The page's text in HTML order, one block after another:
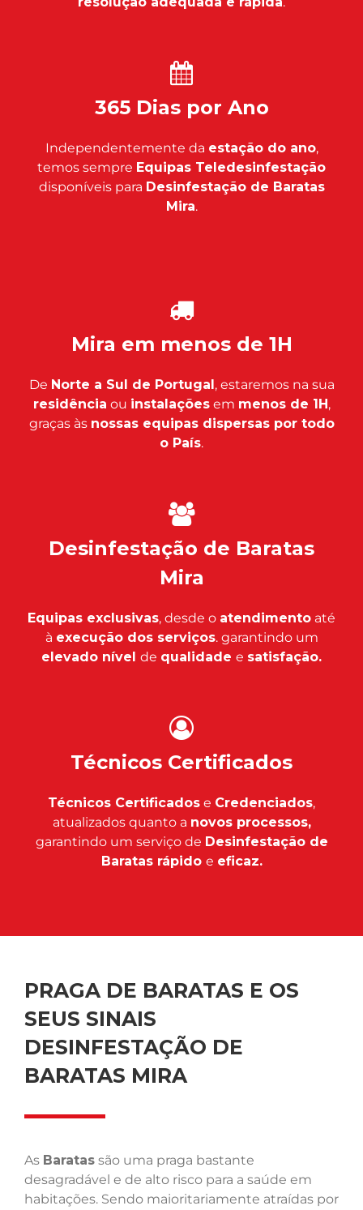
365 Dias por Ano
Independentemente da estação do ano,
temos sempre Equipas Teledesinfestação
disponíveis para Desinfestação de Baratas
Mira.
Mira em menos de 1H
De Norte a Sul de Portugal , estaremos na sua
residência ou instalaçõesem menos de 1H ,
graças às nossas equipas dispersas por todo
o País.
Desinfestação de Baratas
Mira
Equipas exclusivas, desde o atendimento até
à execução dos serviços. garantindo um
elevado nível de qualidade e satisfação.
Técnicos Certificados
Técnicos Certificados e Credenciados,
atualizados quanto a novos processos,
garantindo um serviço de Desinfestação de
Baratas rápido e eficaz.
PRAGA DE BARATAS E OS
SEUS SINAIS
DESINFESTAÇÃO DE
BARATAS MIRA
As Baratas são uma praga bastante
desagradável e de alto risco para a saúde em
habitações. Sendo maioritariamente atraídas por